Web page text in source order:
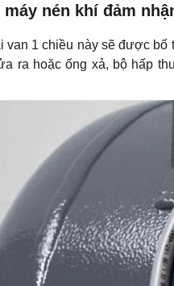
máy nén khí đảm
van 1 chiều này sẽ được bố
ra hoặc ống xả, bộ hấp